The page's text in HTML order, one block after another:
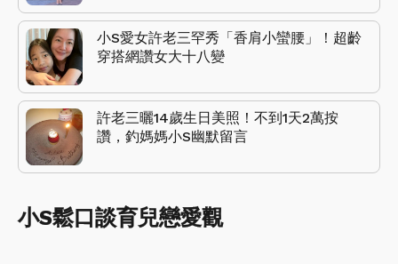
小S愛女許老三罕秀「香肩小蠻腰」！超齡
穿搭網讚女大十八變
許老三曬14歲生日美照！不到1天2萬按
讚，釣媽媽小S幽默留言
小S鬆口談育兒戀愛觀